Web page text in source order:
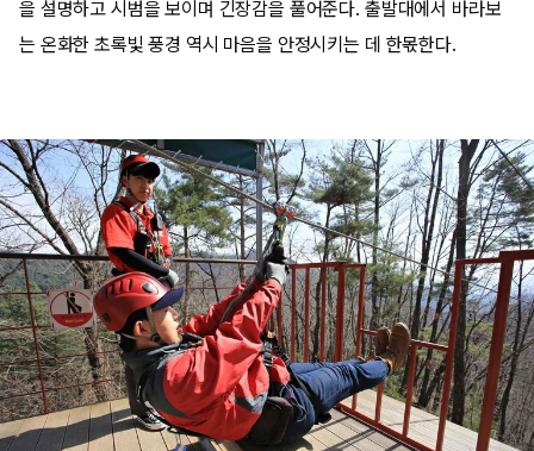
을 설명하고 시범을 보이며 긴장감을 풀어준다. 출발대에서 바라보
는 온화한 초록빛 풍경 역시 마음을 안정시키는 데 한몫한다.